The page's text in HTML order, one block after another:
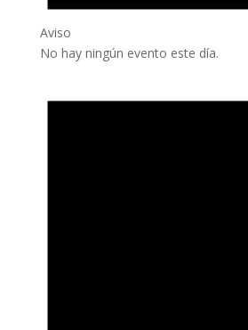
Aviso
No hay ningún evento este día.